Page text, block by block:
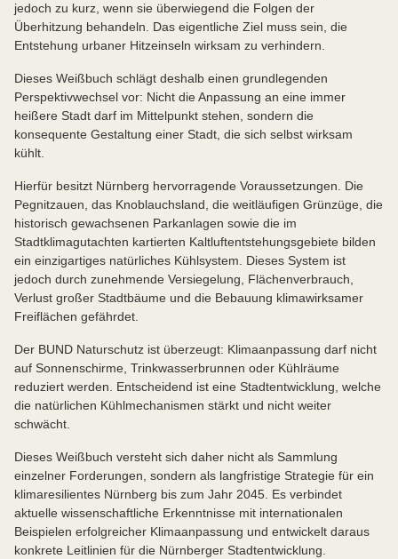
jedoch zu kurz, wenn sie überwiegend die Folgen der
Überhitzung behandeln. Das eigentliche Ziel muss sein, die
Entstehung urbaner Hitzeinseln wirksam zu verhindern.
Dieses Weißbuch schlägt deshalb einen grundlegenden
Perspektivwechsel vor: Nicht die Anpassung an eine immer
heißere Stadt darf im Mittelpunkt stehen, sondern die
konsequente Gestaltung einer Stadt, die sich selbst wirksam
kühlt.
Hierfür besitzt Nürnberg hervorragende Voraussetzungen. Die
Pegnitzauen, das Knoblauchsland, die weitläufigen Grünzüge, die
historisch gewachsenen Parkanlagen sowie die im
Stadtklimagutachten kartierten Kaltluftentstehungsgebiete bilden
ein einzigartiges natürliches Kühlsystem. Dieses System ist
jedoch durch zunehmende Versiegelung, Flächenverbrauch,
Verlust großer Stadtbäume und die Bebauung klimawirksamer
Freiflächen gefährdet.
Der BUND Naturschutz ist überzeugt: Klimaanpassung darf nicht
auf Sonnenschirme, Trinkwasserbrunnen oder Kühlräume
reduziert werden. Entscheidend ist eine Stadtentwicklung, welche
die natürlichen Kühlmechanismen stärkt und nicht weiter
schwächt.
Dieses Weißbuch versteht sich daher nicht als Sammlung
einzelner Forderungen, sondern als langfristige Strategie für ein
klimaresilientes Nürnberg bis zum Jahr 2045. Es verbindet
aktuelle wissenschaftliche Erkenntnisse mit internationalen
Beispielen erfolgreicher Klimaanpassung und entwickelt daraus
konkrete Leitlinien für die Nürnberger Stadtentwicklung.